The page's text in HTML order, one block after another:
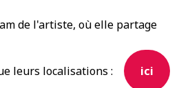
de l'artiste, où elle partage
leurs localisations : ici